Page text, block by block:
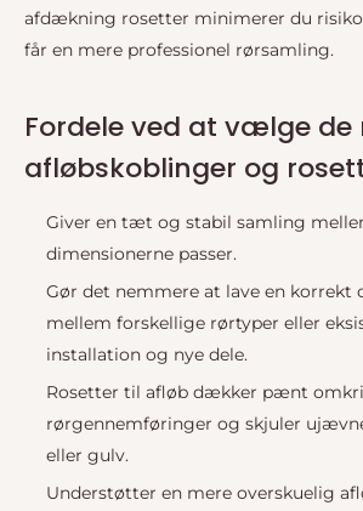
afdækning rosetter minimerer du
får en mere professionel rørsamling.
Fordele ved at vælge de
afløbskoblinger og
Giver en tæt og stabil samling
dimensionerne passer.
Gør det nemmere at lave en korrekt
mellem forskellige rørtyper eller
installation og nye dele.
Rosetter til afløb dækker pænt
rørgennemføringer og skjuler
eller gulv.
Understøtter en mere overskuelig